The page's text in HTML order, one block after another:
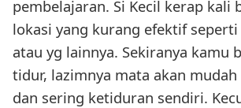
pembelajaran. Si Kecil kerap kali
lokasi yang kurang efektif
atau yg lainnya. Sekiranya kamu
tidur, lazimnya mata akan
dan sering ketiduran sendiri.